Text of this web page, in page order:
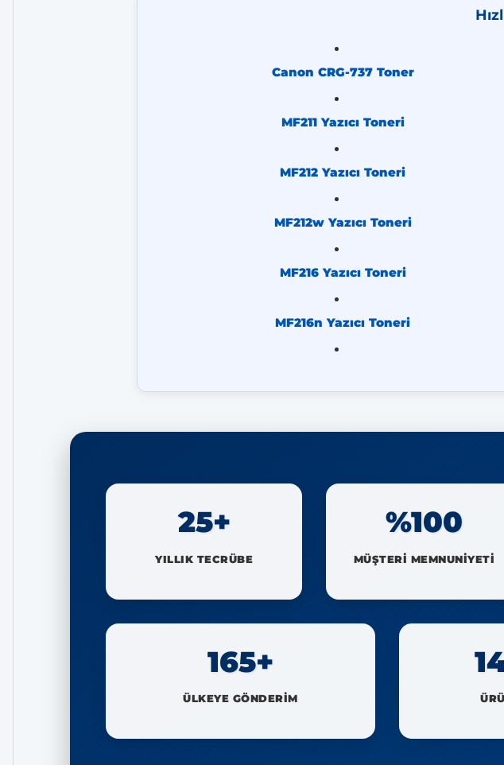
Canon CRG-737 Toner
MF211 Yazıcı Toneri
MF212 Yazıcı Toneri
MF212w Yazıcı Toneri
MF216 Yazıcı Toneri
MF216n Yazıcı Toneri
25+
YILLIK TECRÜBE
%100
MÜŞTERİ MEMNUNİYETİ
165+
ÜLKEYE GÖNDERİM